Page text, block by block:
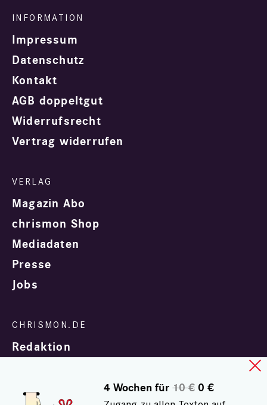
Impressum
Datenschutz
Kontakt
AGB doppeltgut
Widerrufsrecht
Vertrag widerrufen
Magazin Abo
chrismon Shop
Mediadaten
Presse
Jobs
Redaktion
4 Wochen für10 €0 €